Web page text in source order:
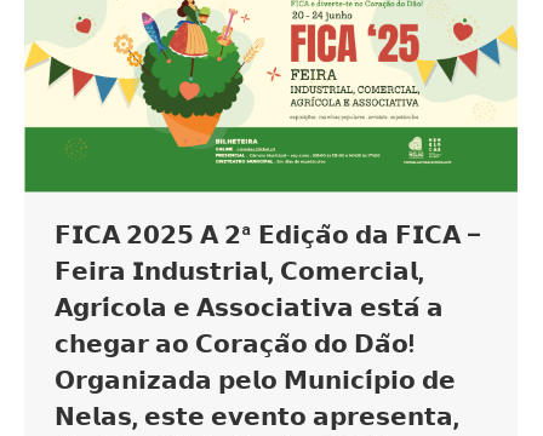
𝗙𝗜𝗖𝗔 𝟮𝟬𝟮𝟱 𝗔 𝟮ª 𝗘𝗱𝗶𝗰̧𝗮̃𝗼 𝗱𝗮 𝗙𝗜𝗖𝗔 –
𝗙𝗲𝗶𝗿𝗮 𝗜𝗻𝗱𝘂𝘀𝘁𝗿𝗶𝗮𝗹, 𝗖𝗼𝗺𝗲𝗿𝗰𝗶𝗮𝗹,
𝗔𝗴𝗿𝗶́𝗰𝗼𝗹𝗮 𝗲 𝗔𝘀𝘀𝗼𝗰𝗶𝗮𝘁𝗶𝘃𝗮 𝗲𝘀𝘁𝗮́ 𝗮
𝗰𝗵𝗲𝗴𝗮𝗿 𝗮𝗼 𝗖𝗼𝗿𝗮𝗰̧𝗮̃𝗼 𝗱𝗼 𝗗𝗮̃𝗼!
𝗢𝗿𝗴𝗮𝗻𝗶𝘇𝗮𝗱𝗮 𝗽𝗲𝗹𝗼 𝗠𝘂𝗻𝗶𝗰𝗶́𝗽𝗶𝗼 𝗱𝗲
𝗡𝗲𝗹𝗮𝘀, 𝗲𝘀𝘁𝗲 𝗲𝘃𝗲𝗻𝘁𝗼 𝗮𝗽𝗿𝗲𝘀𝗲𝗻𝘁𝗮,